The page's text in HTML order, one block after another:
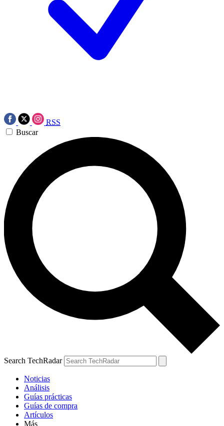
RSS
Buscar
Search TechRadar
Noticias
Análisis
Guías prácticas
Guías de compra
Artículos
Más